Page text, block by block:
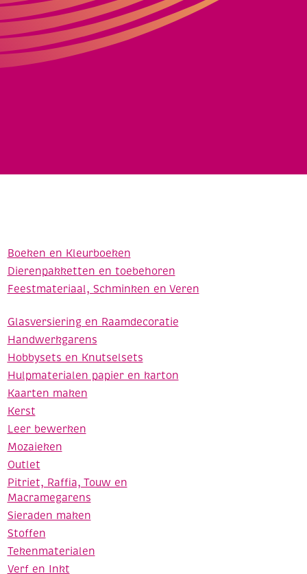
Boeken en Kleurboeken
Dierenpakketten en toebehoren
Feestmateriaal, Schminken en Veren
Glasversiering en Raamdecoratie
Handwerkgarens
Hobbysets en Knutselsets
Hulpmaterialen papier en karton
Kaarten maken
Kerst
Leer bewerken
Mozaieken
Outlet
Pitriet, Raffia, Touw en
Macramegarens
Sieraden maken
Stoffen
Tekenmaterialen
Verf en Inkt